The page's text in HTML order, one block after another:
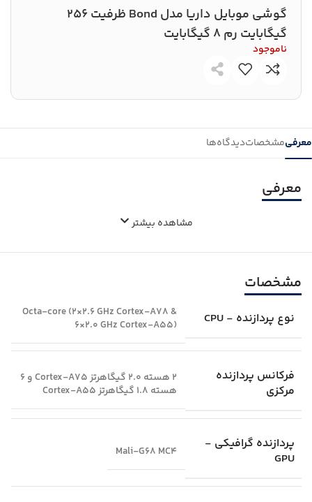
گوشی موبايل داریا مدل Bond ظرفیت 256
گیگابایت رم 8 گیگابایت
ناموجود
معرفیمشخصاتدیدگاه‌ها
معرفی
مشاهده بیشتر
مشخصات
نوع پردازنده - CPU
Octa-core (2×2.6 GHz Cortex-A78 &
6×2.0 GHz Cortex-A55)
فرکانس پردازنده
مرکزی
2 هسته 2.0 گیگاهرتز Cortex-A75 و 6
هسته 1.8 گیگاهرتز Cortex-A55
پردازنده گرافیکی -
GPU
Mali-G68 MC4